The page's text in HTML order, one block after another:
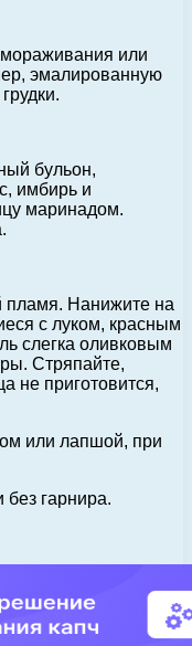
или
эмалированную
бульон,
имбирь и
маринадом.
пламя. Нанижите на
с луком, красным
слегка оливковым
Стряпайте,
не приготовится,
или лапшой, при
гарнира.